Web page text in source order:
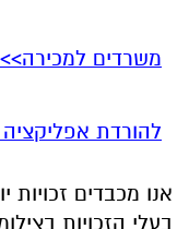
משרדים
להורדת
אנו מכבדים
בעלי הזכויות